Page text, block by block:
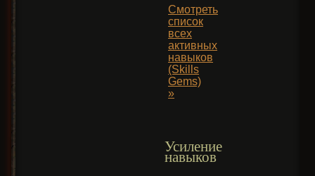
Смотреть
список
всех
активных
навыков
(Skills
Gems)
»
Усиление
навыков